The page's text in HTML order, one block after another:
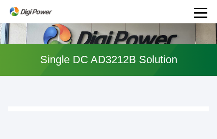
Single DC AD3212B Solution
产
品
服